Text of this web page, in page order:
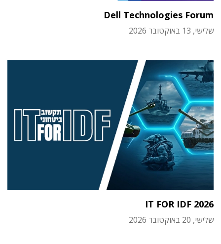
Dell Technologies Forum
שלישי, 13 באוקטובר 2026
IT FOR IDF 2026
שלישי, 20 באוקטובר 2026